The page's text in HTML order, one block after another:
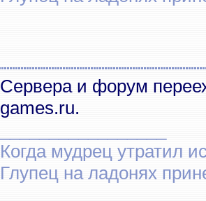
Сервера и форум
games.ru.
Когда мудрец утратил
Глупец на ладонях